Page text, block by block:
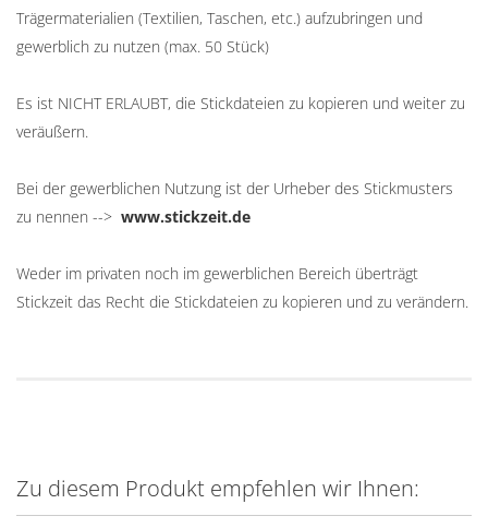
Trägermaterialien (Textilien, Taschen, etc.) aufzubringen und
gewerblich zu nutzen (max. 50 Stück)
Es ist NICHT ERLAUBT, die Stickdateien zu kopieren und weiter zu
veräußern.
Bei der gewerblichen Nutzung ist der Urheber des Stickmusters
zu nennen --> www.stickzeit.de
Weder im privaten noch im gewerblichen Bereich überträgt
Stickzeit das Recht die Stickdateien zu kopieren und zu verändern.
Zu diesem Produkt empfehlen wir Ihnen: